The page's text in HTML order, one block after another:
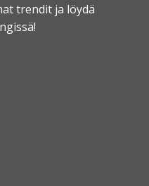
trendit ja löydä